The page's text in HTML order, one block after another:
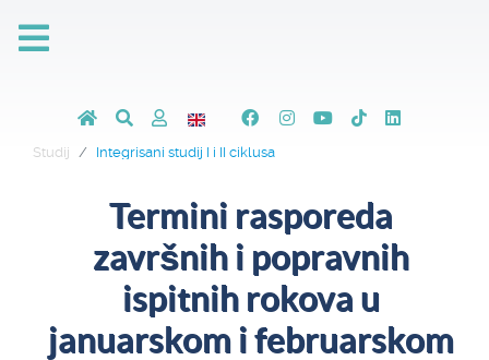
Studij Integrisani studij I i II ciklusa
Termini rasporeda
završnih i popravnih
ispitnih rokova u
januarskom i februarskom